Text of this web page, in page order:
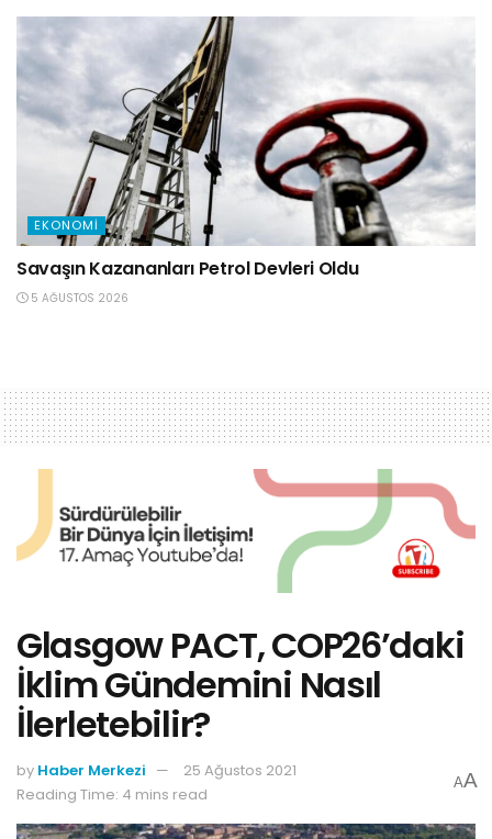
EKONOMI
Savaşın Kazananları Petrol Devleri Oldu
5 AĞUSTOS 2026
Glasgow PACT, COP26’daki
İklim Gündemini Nasıl
İlerletebilir?
by Haber Merkezi
25 Ağustos 2021
Reading Time: 4 mins read
AA